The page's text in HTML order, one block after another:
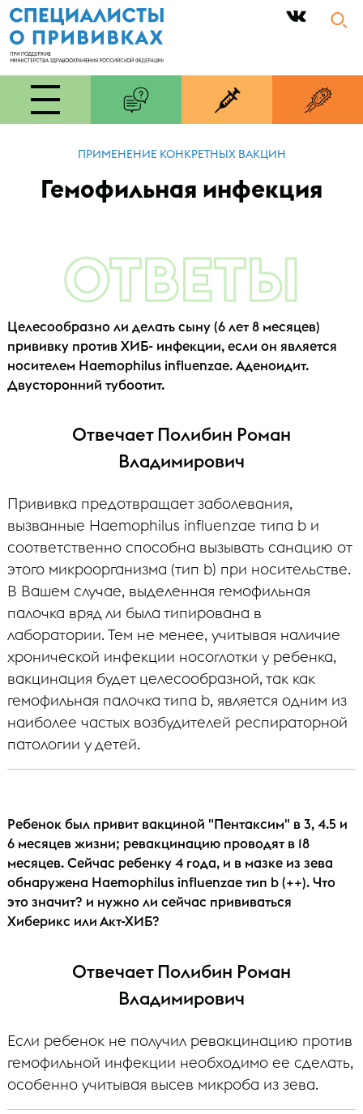
|
ПРИМЕНЕНИЕ КОНКРЕТНЫХ ВАКЦИН
Гемофильная инфекция
ОТВЕТЫ
Целесообразно ли делать сыну (6 лет 8 месяцев)
прививку против ХИБ- инфекции, если он является
носителем Haemophilus influenzae. Аденоидит.
Двусторонний тубоотит.
Отвечает Полибин Роман
Владимирович
Прививка предотвращает заболевания,
вызванные Haemophilus influenzae типа b и
соответственно способна вызывать санацию от
этого микроорганизма (тип b) при носительстве.
В Вашем случае, выделенная гемофильная
палочка вряд ли была типирована в
лаборатории. Тем не менее, учитывая наличие
хронической инфекции носоглотки у ребенка,
вакцинация будет целесообразной, так как
гемофильная палочка типа b, является одним из
наиболее частых возбудителей респираторной
патологии у детей.
Ребенок был привит вакциной "Пентаксим" в 3, 4.5 и
6 месяцев жизни; ревакцинацию проводят в 18
месяцев. Сейчас ребенку 4 года, и в мазке из зева
обнаружена Haemophilus influenzae тип b (++). Что
это значит? и нужно ли сейчас прививаться
Хиберикс или Акт-ХИБ?
Отвечает Полибин Роман
Владимирович
Если ребенок не получил ревакцинацию против
гемофильной инфекции необходимо ее сделать,
особенно учитывая высев микроба из зева.